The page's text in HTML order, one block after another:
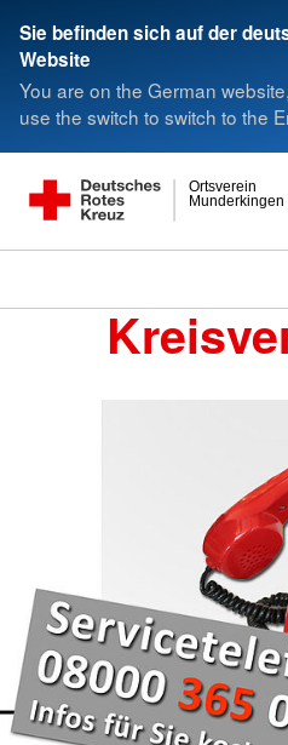
Sie befinden sich auf der
Website
You are on the German
use the switch to switch to the
Munderkingen
Ortsverein